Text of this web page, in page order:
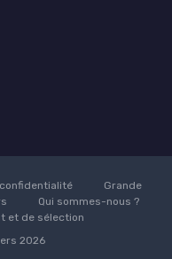
Grande
Qui sommes-nous ?
et de sélection
2026